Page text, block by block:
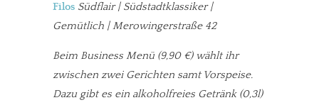
Filos Südflair | Südstadtklassiker |
Gemütlich | Merowingerstraße 42
Beim Business Menü(9,90 €) wählt ihr
zwischen zwei Gerichten samt Vorspeise.
Dazu gibt es ein alkoholfreies Getränk (0,3l)